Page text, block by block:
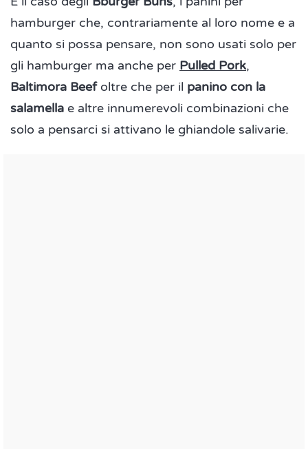
hamburger che, contrariamente al loro nome e a
quanto si possa pensare, non sono usati solo per
gli hamburger ma anche per Pulled Pork,
Baltimora Beefoltre che per il panino con la
salamella e altre innumerevoli combinazioni che
solo a pensarci si attivano le ghiandole salivarie.